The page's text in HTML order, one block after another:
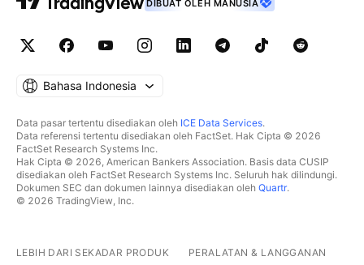
DIBUAT OLEH MANUSIA
Bahasa Indonesia
Data pasar tertentu disediakan oleh ICE Data Services.
Data referensi tertentu disediakan oleh FactSet. Hak Cipta © 2026
FactSet Research Systems Inc.
Hak Cipta © 2026, American Bankers Association. Basis data CUSIP
disediakan oleh FactSet Research Systems Inc. Seluruh hak dilindungi.
Dokumen SEC dan dokumen lainnya disediakan oleh Quartr.
© 2026 TradingView, Inc.
LEBIH DARI SEKADAR PRODUK PERALATAN & LANGGANAN